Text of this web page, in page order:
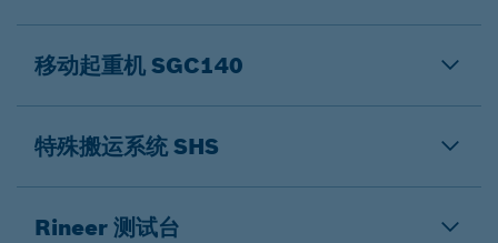
移动起重机 SGC140
特殊搬运系统 SHS
Rineer 测试台